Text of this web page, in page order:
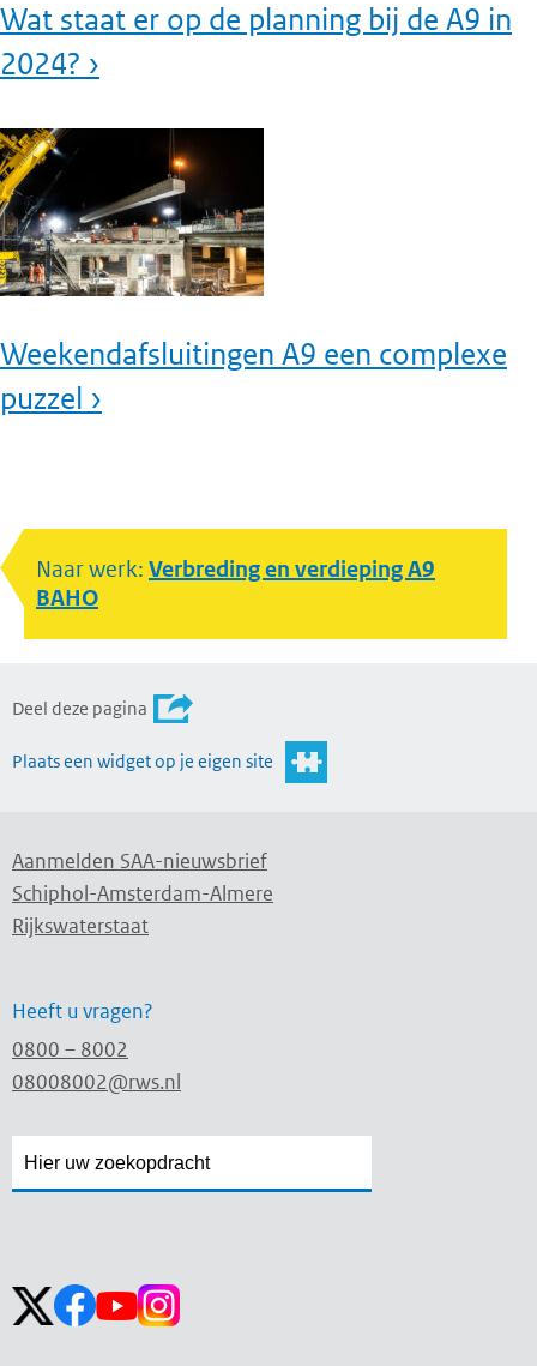
Wat staat er op de planning bij de A9 in
2024? ›
Weekendafsluitingen A9 een complexe
puzzel ›
Naar werk: Verbreding en verdieping A9
BAHO
Deel deze pagina
Plaats een widget op je eigen site
Aanmelden SAA-nieuwsbrief
Schiphol-Amsterdam-Almere
Rijkswaterstaat
Heeft u vragen?
0800 – 8002
08008002@rws.nl